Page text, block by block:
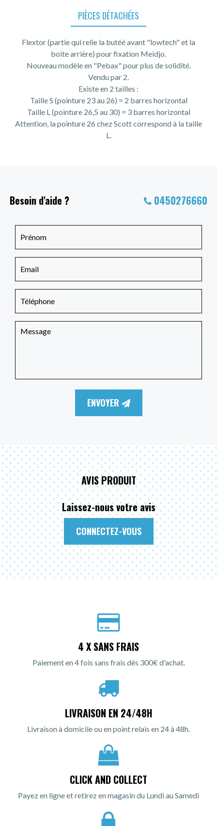
PIÈCES DÉTACHÉES
Flextor (partie qui relie la butéé avant "lowtech" et la
boite arrière) pour fixation Meidjo.
Nouveau modèle en "Pebax" pour plus de solidité.
Vendu par 2.
Existe en 2 tailles :
Taille S (pointure 23 au 26) = 2 barres horizontal
Taille L (pointure 26,5 au 30) = 3 barres horizontal
Attention, la pointure 26 chez Scott correspond à la taille
L.
Besoin d'aide ? 0450276660
ENVOYER
AVIS PRODUIT
Laissez-nous votre avis
CONNECTEZ-VOUS
4 X SANS FRAIS
Paiement en 4 fois sans frais dès 300€ d'achat.
LIVRAISON EN 24/48H
Livraison à domicile ou en point relais en 24 à 48h.
CLICK AND COLLECT
Payez en ligne et retirez en magasin du Lundi au Samedi